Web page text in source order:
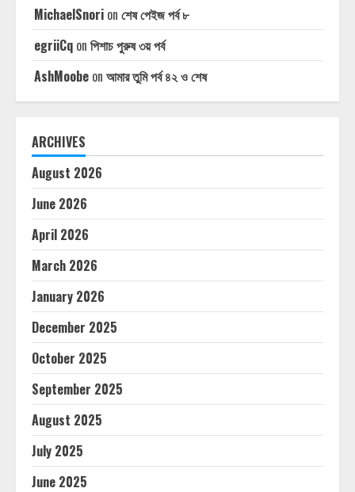
MichaelSnori on শেষ পেইজ পর্ব ৮
egriiCq on পিশাচ পুরুষ ৩য় পর্ব
AshMoobe on আমার তুমি পর্ব ৪২ ও শেষ
ARCHIVES
August 2026
June 2026
April 2026
March 2026
January 2026
December 2025
October 2025
September 2025
August 2025
July 2025
June 2025